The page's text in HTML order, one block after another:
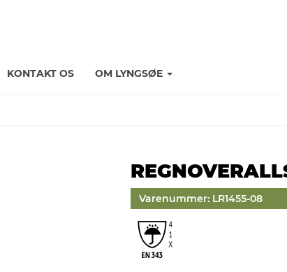
KONTAKT OS OM LYNGSØE
Varenummer: LR1455-08